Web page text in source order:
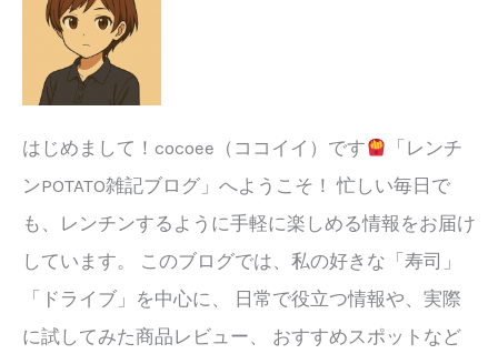
こ
と
はじめまして！cocoee（ココイイ）です
「レンチ
ンPOTATO雑記ブログ」へようこそ！ 忙しい毎日で
も、レンチンするように手軽に楽しめる情報をお届け
しています。 このブログでは、私の好きな「寿司」
「ドライブ」を中心に、 日常で役立つ情報や、実際
に試してみた商品レビュー、 おすすめスポットなど